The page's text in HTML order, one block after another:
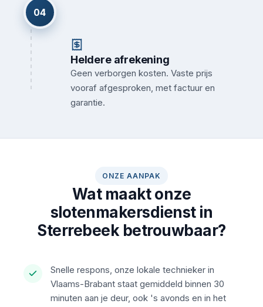
04
Heldere afrekening
Geen verborgen kosten. Vaste prijs
vooraf afgesproken, met factuur en
garantie.
ONZE AANPAK
Wat maakt onze
slotenmakersdienst in
Sterrebeek betrouwbaar?
Snelle respons, onze lokale technieker in
Vlaams-Brabant staat gemiddeld binnen 30
minuten aan je deur, ook 's avonds en in het